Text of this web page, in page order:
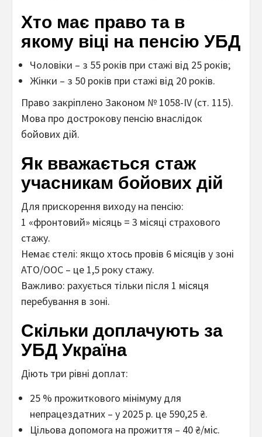
Хто має право та в
якому віці на пенсію УБД
Чоловіки – з 55 років при стажі від 25 років;
Жінки – з 50 років при стажі від 20 років.
Право закріплено Законом № 1058-IV (ст. 115).
Мова про дострокову пенсію внаслідок
бойових дій.
Як вважається стаж
учасникам бойових дій
Для прискорення виходу на пенсію:
1 «фронтовий» місяць = 3 місяці страхового
стажу.
Немає стелі: якщо хтось провів 6 місяців у зоні
АТО/ООС – це 1,5 року стажу.
Важливо: рахується тільки після 1 місяця
перебування в зоні.
Скільки доплачують за
УБД Україна
Діють три рівні доплат:
25 % прожиткового мінімуму для
непрацездатних – у 2025 р. це 590,25 ₴.
Цільова допомога на прожиття – 40 ₴/міс.